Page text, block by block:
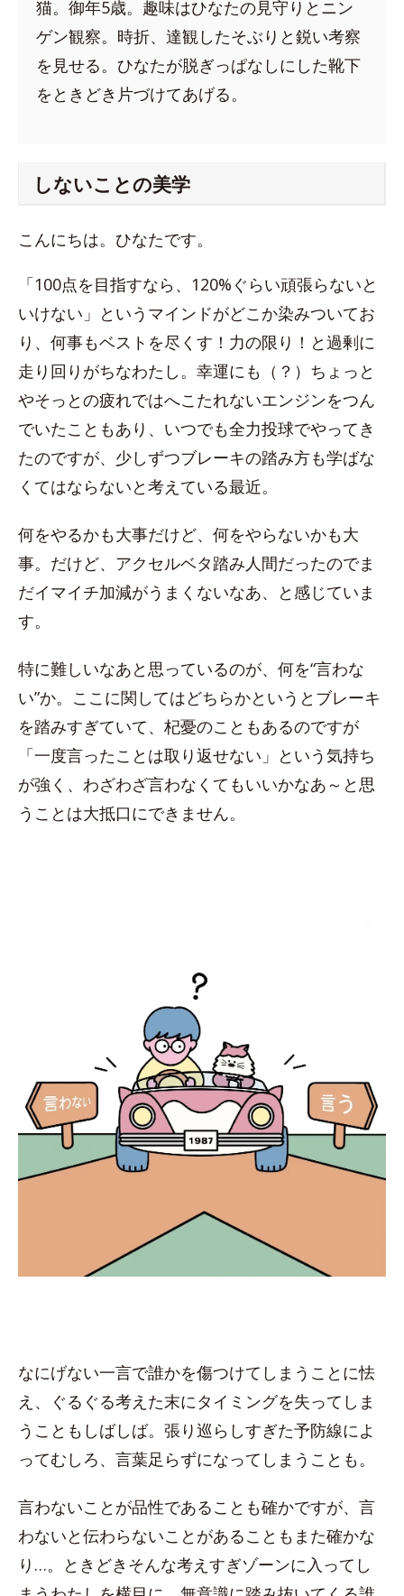
猫。御年5歳。趣味はひなたの見守りとニン
ゲン観察。時折、達観したそぶりと鋭い考察
を見せる。ひなたが脱ぎっぱなしにした靴下
をときどき片づけてあげる。
しないことの美学
こんにちは。ひなたです。
「100点を目指すなら、120%ぐらい頑張らないと
いけない」というマインドがどこか染みついてお
り、何事もベストを尽くす！力の限り！と過剰に
走り回りがちなわたし。幸運にも（？）ちょっと
やそっとの疲れではへこたれないエンジンをつん
でいたこともあり、いつでも全力投球でやってき
たのですが、少しずつブレーキの踏み方も学ばな
くてはならないと考えている最近。
何をやるかも大事だけど、何をやらないかも大
事。だけど、アクセルベタ踏み人間だったのでま
だイマイチ加減がうまくないなあ、と感じていま
す。
特に難しいなあと思っているのが、何を“言わな
い”か。ここに関してはどちらかというとブレーキ
を踏みすぎていて、杞憂のこともあるのですが
「一度言ったことは取り返せない」という気持ち
が強く、わざわざ言わなくてもいいかなあ～と思
うことは大抵口にできません。
なにげない一言で誰かを傷つけてしまうことに怯
え、ぐるぐる考えた末にタイミングを失ってしま
うこともしばしば。張り巡らしすぎた予防線によ
ってむしろ、言葉足らずになってしまうことも。
言わないことが品性であることも確かですが、言
わないと伝わらないことがあることもまた確かな
り…。ときどきそんな考えすぎゾーンに入ってし